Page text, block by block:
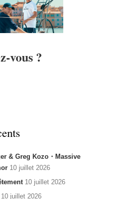
vous ?
& Greg Kozo・Massive
10 juillet 2026
10 juillet 2026
10 juillet 2026